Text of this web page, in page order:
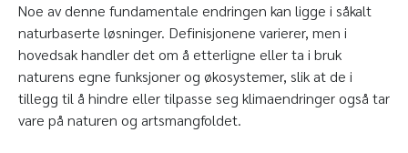
Noe av denne fundamentale endringen kan ligge i såkalt
naturbaserte løsninger. Definisjonene varierer, men i
hovedsak handler det om å etterligne eller ta i bruk
naturens egne funksjoner og økosystemer, slik at de i
tillegg til å hindre eller tilpasse seg klimaendringer også tar
vare på naturen og artsmangfoldet.